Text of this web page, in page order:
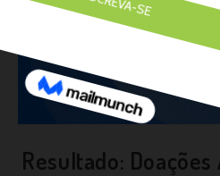
Resultado: